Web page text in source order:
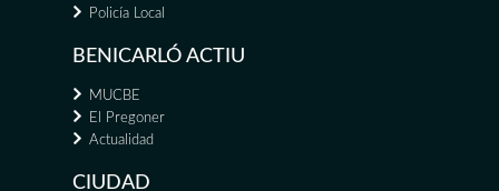
Policía Local
BENICARLÓ ACTIU
MUCBE
El Pregoner
Actualidad
CIUDAD